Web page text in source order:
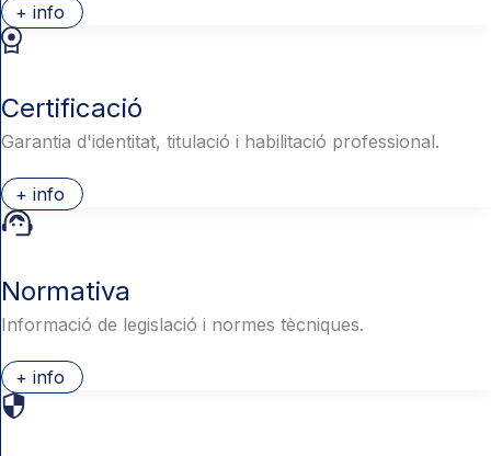
+ info
Certificació
Garantia d'identitat, titulació i habilitació professional.
+ info
Normativa
Informació de legislació i normes tècniques.
+ info